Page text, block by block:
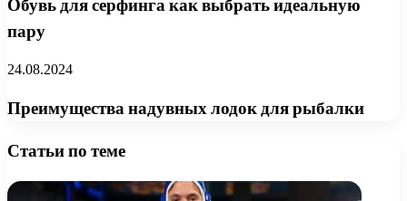
Обувь для серфинга как выбрать идеальную
пару
24.08.2024
Преимущества надувных лодок для рыбалки
Статьи по теме